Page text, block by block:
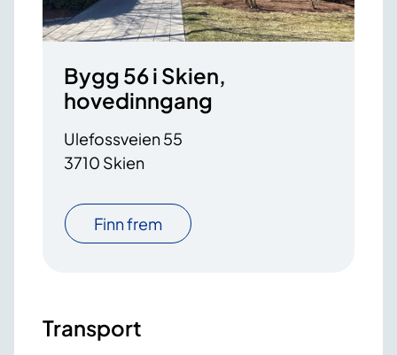
Bygg 56 i Skien,
hovedinngang
Ulefossveien 55
3710 Skien
Finn frem
Transport